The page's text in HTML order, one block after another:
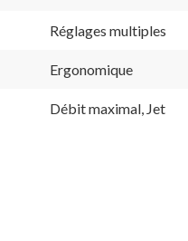
Réglages multiples
Ergonomique
Débit maximal, Jet